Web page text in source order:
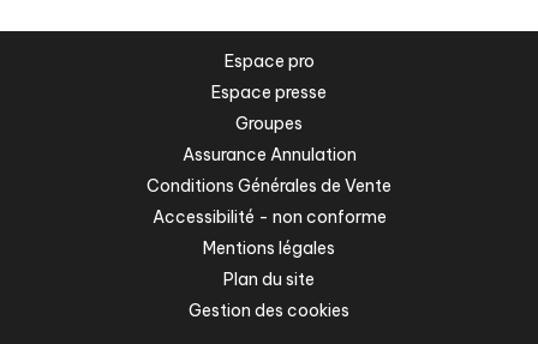
Espace pro
Espace presse
Groupes
Assurance Annulation
Conditions Générales de Vente
Accessibilité - non conforme
Mentions légales
Plan du site
Gestion des cookies